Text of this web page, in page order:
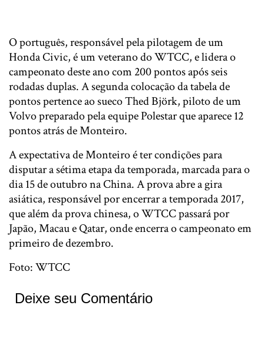
O português, responsável pela pilotagem de um
Honda Civic, é um veterano do WTCC, e lidera o
campeonato deste ano com 200 pontos após seis
rodadas duplas. A segunda colocação da tabela de
pontos pertence ao sueco Thed Björk, piloto de um
Volvo preparado pela equipe Polestar que aparece 12
pontos atrás de Monteiro.
A expectativa de Monteiro é ter condições para
disputar a sétima etapa da temporada, marcada para o
dia 15 de outubro na China. A prova abre a gira
asiática, responsável por encerrar a temporada 2017,
que além da prova chinesa, o WTCC passará por
Japão, Macau e Qatar, onde encerra o campeonato em
primeiro de dezembro.
Foto: WTCC
Deixe seu Comentário